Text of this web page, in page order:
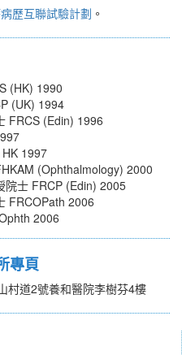
歷互聯試驗計劃 。
(HK) 1990
(UK) 1994
FRCS (Edin) 1996
1997
(Ophthalmology) 2000
院士 FRCP (Edin) 2005
FRCOPath 2006
2006
專頁
村道2號養和醫院李樹芬4樓